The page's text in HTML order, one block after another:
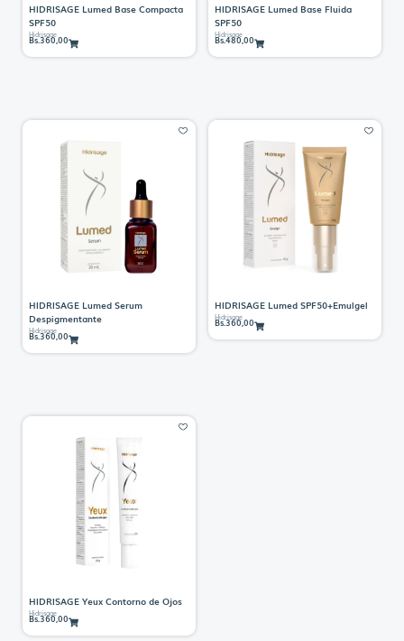
HIDRISAGE Lumed Base Compacta
SPF50
Hidrisage
Bs.360,00
HIDRISAGE Lumed Base Fluida
SPF50
Hidrisage
Bs.480,00
HIDRISAGE Lumed Serum
Despigmentante
Hidrisage
Bs.360,00
HIDRISAGE Lumed SPF50+Emulgel
Hidrisage
Bs.360,00
HIDRISAGE Yeux Contorno de Ojos
Hidrisage
Bs.360,00